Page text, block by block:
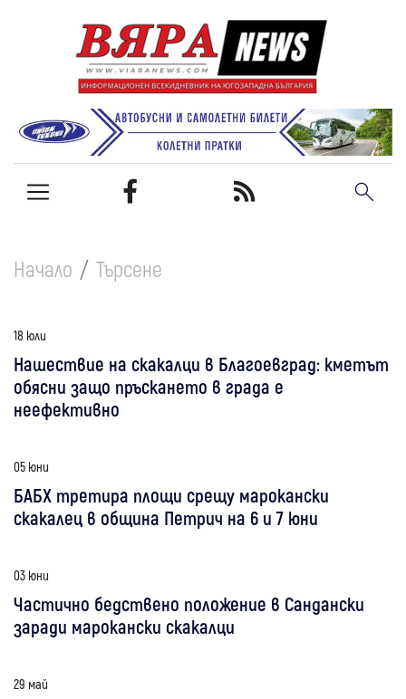
Начало Търсене
18 юли
Нашествие на скакалци в Благоевград: кметът
обясни защо пръскането в града е
неефективно
05 юни
БАБХ третира площи срещу марокански
скакалец в община Петрич на 6 и 7 юни
03 юни
Частично бедствено положение в Сандански
заради марокански скакалци
29 май